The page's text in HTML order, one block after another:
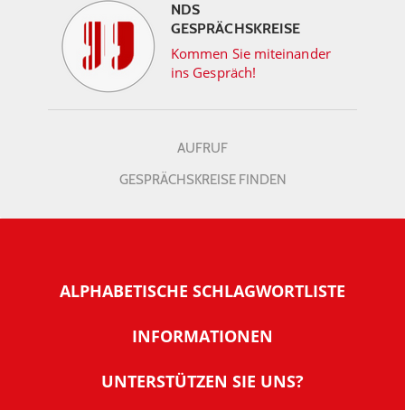
NDS
GESPRÄCHSKREISE
Kommen Sie miteinander
ins Gespräch!
AUFRUF
GESPRÄCHSKREISE FINDEN
ALPHABETISCHE SCHLAGWORTLISTE
INFORMATIONEN
Warum NachDenkSeiten
UNTERSTÜTZEN SIE UNS?